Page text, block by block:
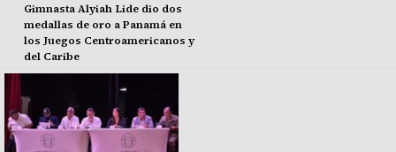
Gimnasta Alyiah Lide dio dos
medallas de oro a Panamá en
los Juegos Centroamericanos y
del Caribe